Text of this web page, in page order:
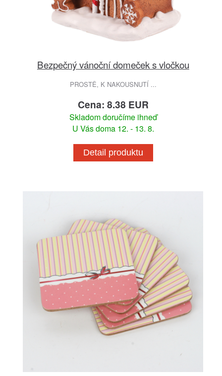
Bezpečný vánoční domeček s vločkou
PROSTĚ, K NAKOUSNUTÍ ...
Cena: 8.38 EUR
Skladom doručíme ihneď
U Vás doma 12. - 13. 8.
Detail produktu